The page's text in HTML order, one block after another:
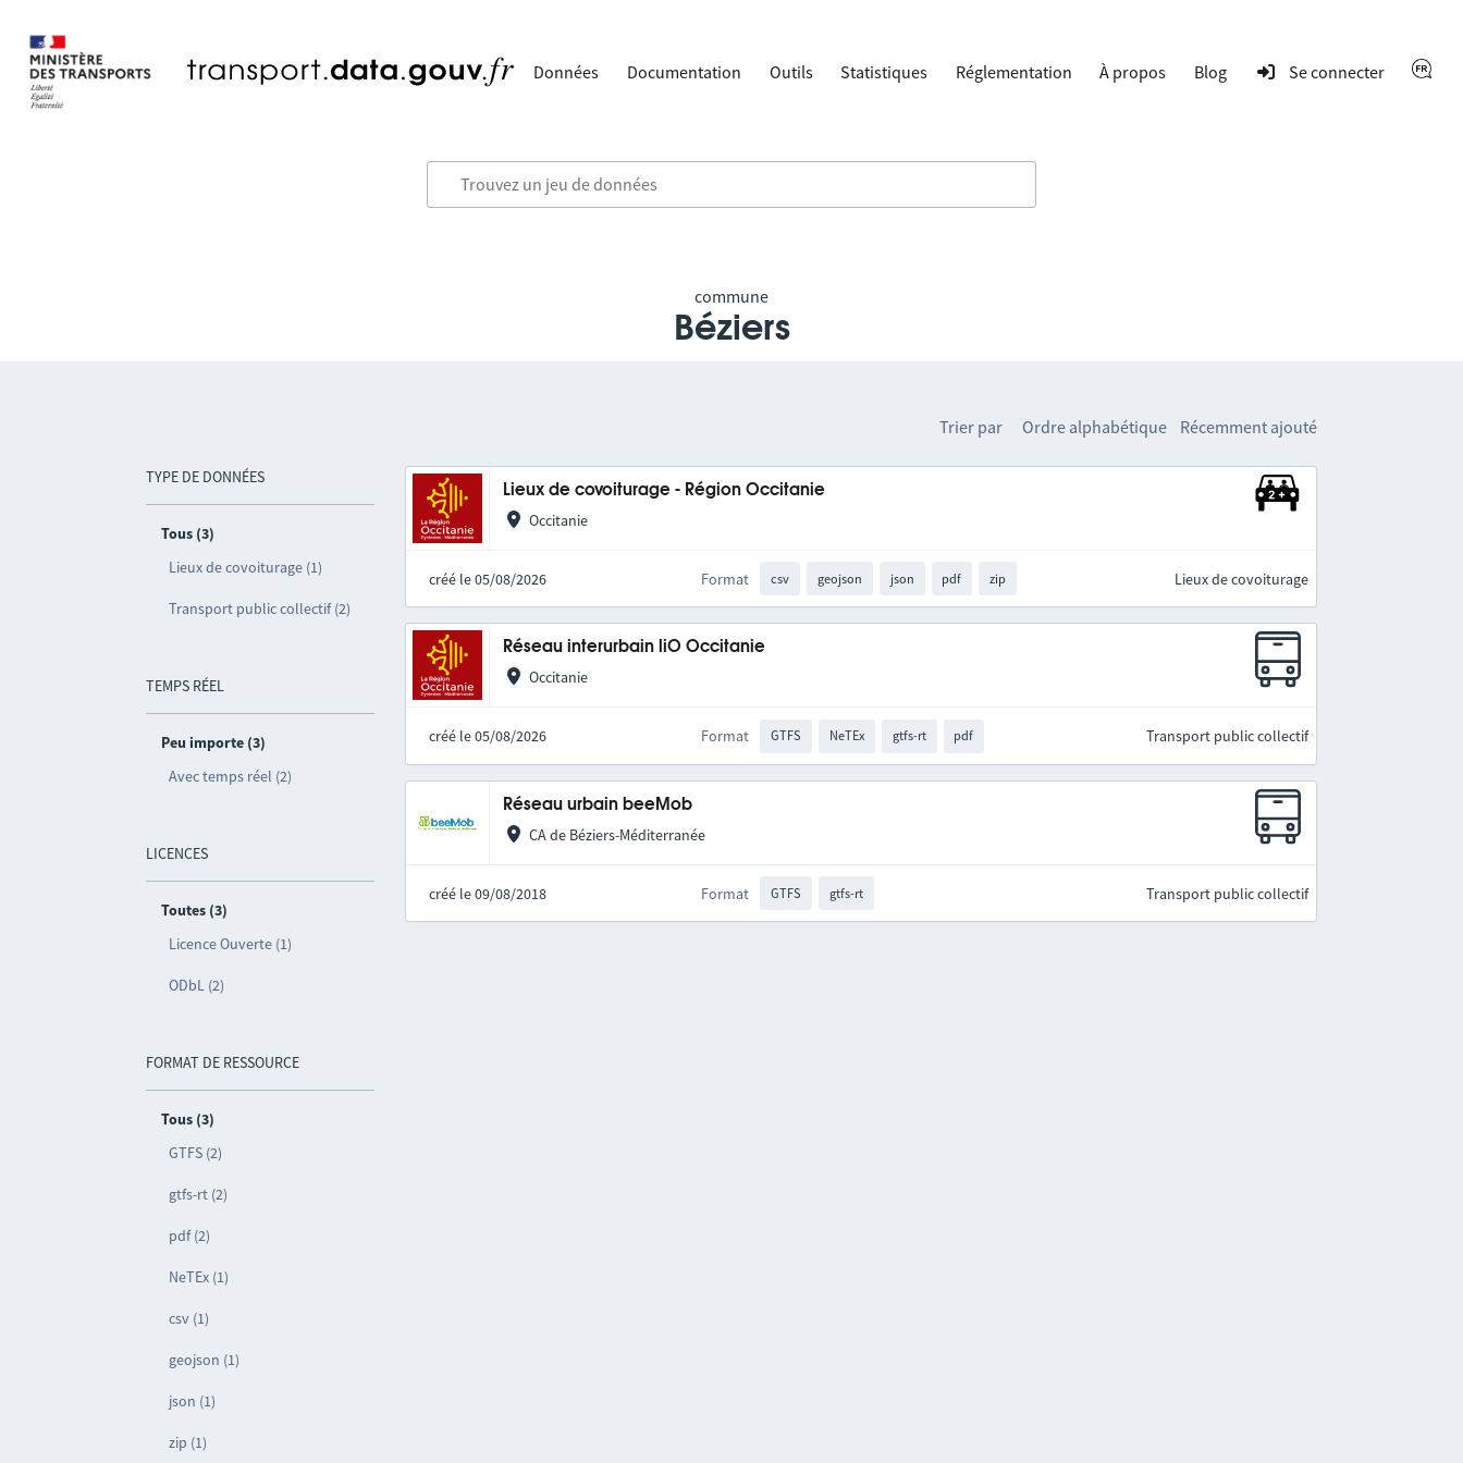
Données Documentation Outils Statistiques Réglementation À propos Blog Se connecter
commune
Béziers
TYPE DE DONNÉES
Tous (3)
Lieux de covoiturage (1)
Transport public collectif (2)
TEMPS RÉEL
Peu importe (3)
Avec temps réel (2)
LICENCES
Toutes (3)
Licence Ouverte (1)
ODbL (2)
FORMAT DE RESSOURCE
Tous (3)
GTFS (2)
gtfs-rt (2)
pdf (2)
NeTEx (1)
csv (1)
geojson (1)
json (1)
zip (1)
Trier par Ordre alphabétique Récemment ajouté
Lieux de covoiturage - Région Occitanie
Occitanie
créé le 05/08/2026 Format csv geojson json pdf zip Lieux de covoiturage
Réseau interurbain liO Occitanie
Occitanie
créé le 05/08/2026 Format GTFS NeTEx gtfs-rt pdf Transport public collectif
Réseau urbain beeMob
CA de Béziers-Méditerranée
créé le 09/08/2018 Format GTFS gtfs-rt Transport public collectif